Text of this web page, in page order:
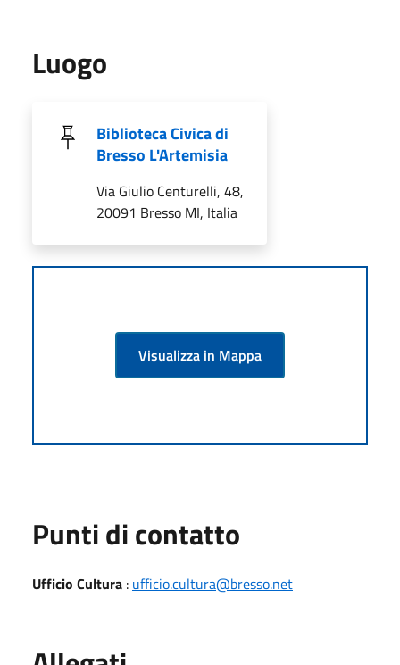
Luogo
Biblioteca Civica di
Bresso L'Artemisia
Via Giulio Centurelli, 48,
20091 Bresso MI, Italia
Visualizza in Mappa
Punti di contatto
Ufficio Cultura : ufficio.cultura@bresso.net